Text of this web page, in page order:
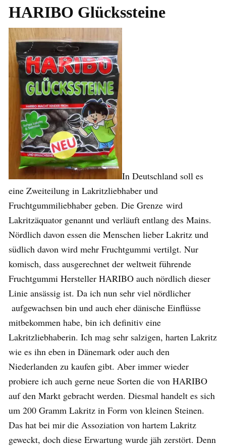
HARIBO Glückssteine
In Deutschland soll es
eine Zweiteilung in Lakritzliebhaber und
Fruchtgummiliebhaber geben. Die Grenze wird
Lakritzäquator genannt und verläuft entlang des Mains.
Nördlich davon essen die Menschen lieber Lakritz und
südlich davon wird mehr Fruchtgummi vertilgt. Nur
komisch, dass ausgerechnet der weltweit führende
Fruchtgummi Hersteller HARIBO auch nördlich dieser
Linie ansässig ist. Da ich nun sehr viel nördlicher
aufgewachsen bin und auch eher dänische Einflüsse
mitbekommen habe, bin ich definitiv eine
Lakritzliebhaberin. Ich mag sehr salzigen, harten Lakritz
wie es ihn eben in Dänemark oder auch den
Niederlanden zu kaufen gibt. Aber immer wieder
probiere ich auch gerne neue Sorten die von HARIBO
auf den Markt gebracht werden. Diesmal handelt es sich
um 200 Gramm Lakritz in Form von kleinen Steinen.
Das hat bei mir die Assoziation von hartem Lakritz
geweckt, doch diese Erwartung wurde jäh zerstört. Denn